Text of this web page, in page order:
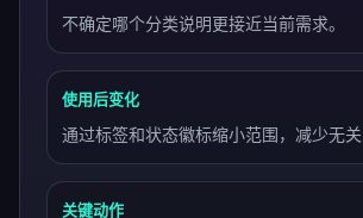
不确定哪个分类说明更接近当前需求。
使用后变化
通过标签和状态徽标缩小范围，减少无关
关键动作